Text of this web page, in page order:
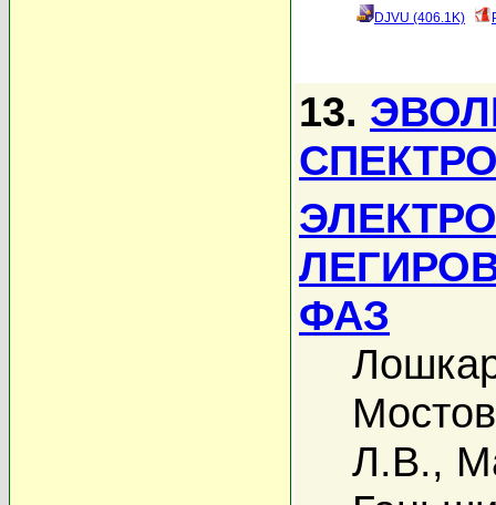
DJVU (406.1K)
13.
ФАЗ
Л.В.,